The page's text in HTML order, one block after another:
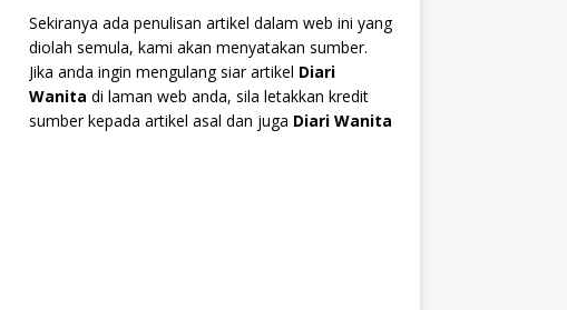
Sekiranya ada penulisan artikel dalam web ini yang
diolah semula, kami akan menyatakan sumber.
Jika anda ingin mengulang siar artikel Diari
Wanita di laman web anda, sila letakkan kredit
sumber kepada artikel asal dan juga Diari Wanita